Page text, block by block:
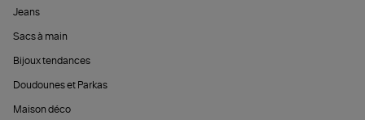
Jeans
Sacs à main
Bijoux tendances
Doudounes et Parkas
Maison déco